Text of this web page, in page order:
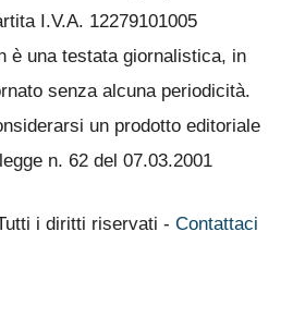
I.V.A. 12279101005
è una testata giornalistica, in
senza alcuna periodicità.
un prodotto editoriale
n. 62 del 07.03.2001
i diritti riservati - Contattaci